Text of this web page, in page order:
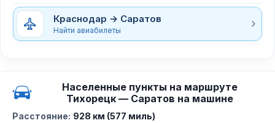
Краснодар → Саратов
Найти авиабилеты
Населенные пункты на маршруте
Тихорецк — Саратов на машине
Расстояние: 928 км (577 миль)